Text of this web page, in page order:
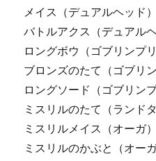
メイス（デュアルヘッド
バトルアクス（デュアル
ロングボウ（ゴブリンプ
ブロンズのたて（ゴブリ
ロングソード（ゴブリン
ミスリルのたて（ランド
ミスリルメイス（オーガ
ミスリルのかぶと（オー